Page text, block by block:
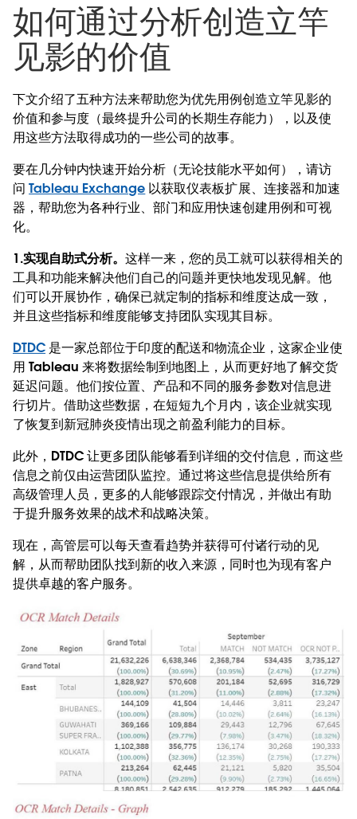
如何通过分析创造立竿
见影的价值
下文介绍了五种方法来帮助您为优先用例创造立竿见影的
价值和参与度（最终提升公司的长期生存能力），以及使
用这些方法取得成功的一些公司的故事。
要在几分钟内快速开始分析（无论技能水平如何），请访
问Tableau Exchange 以获取仪表板扩展、连接器和加速
器，帮助您为各种行业、部门和应用快速创建用例和可视
化。
1.实现自助式分析。这样一来，您的员工就可以获得相关的
工具和功能来解决他们自己的问题并更快地发现见解。他
们可以开展协作，确保已就定制的指标和维度达成一致，
并且这些指标和维度能够支持团队实现其目标。
DTDC 是一家总部位于印度的配送和物流企业，这家企业使
用 Tableau 来将数据绘制到地图上，从而更好地了解交货
延迟问题。他们按位置、产品和不同的服务参数对信息进
行切片。借助这些数据，在短短九个月内，该企业就实现
了恢复到新冠肺炎疫情出现之前盈利能力的目标。
此外，DTDC 让更多团队能够看到详细的交付信息，而这些
信息之前仅由运营团队监控。通过将这些信息提供给所有
高级管理人员，更多的人能够跟踪交付情况，并做出有助
于提升服务效果的战术和战略决策。
现在，高管层可以每天查看趋势并获得可付诸行动的见
解，从而帮助团队找到新的收入来源，同时也为现有客户
提供卓越的客户服务。